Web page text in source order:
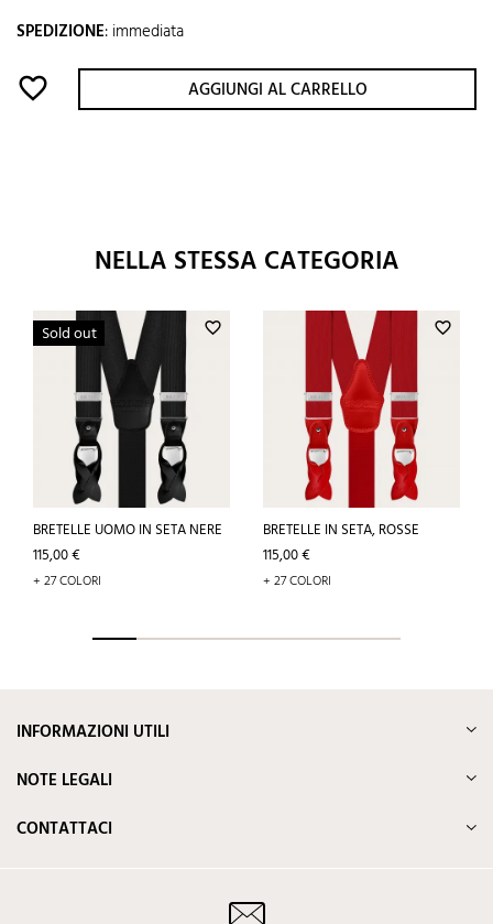
SPEDIZIONE: immediata
favorite_border AGGIUNGI AL CARRELLO
NELLA STESSA CATEGORIA
favorite_border
Sold out
BRETELLE UOMO IN SETA NERE
Prezzo
115,00 €
+ 27 COLORI
favorite_border
BRETELLE IN SETA, ROSSE
Prezzo
115,00 €
+ 27 COLORI
INFORMAZIONI UTILI
NOTE LEGALI
CONTATTACI